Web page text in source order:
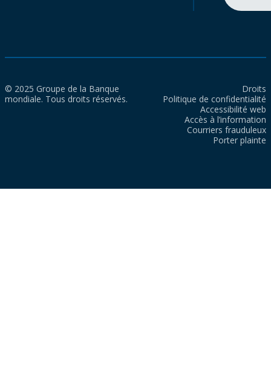
© 2025 Groupe de la Banque
mondiale. Tous droits réservés.
Droits
Politique de confidentialité
Accessibilité web
Accès à l’information
Courriers frauduleux
Porter plainte